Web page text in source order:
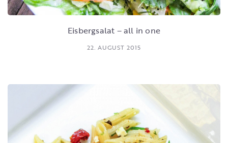
Eisbergsalat – all in one
22. AUGUST 2015